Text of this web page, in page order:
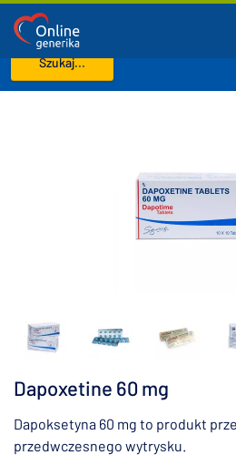
Szukaj...
Strona główna
Dapoxetine 60 mg
Dapoksetyna 60 mg to produkt
przedwczesnego wytrysku.